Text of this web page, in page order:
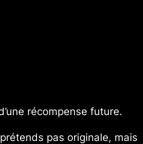
récompense future.
pas originale, mais